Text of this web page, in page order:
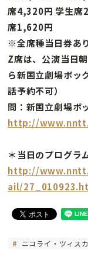
席4,320円 学生席
席1,620円
※全席種当日券あり
Z席は、公演当日
ら新国立劇場ボッ
話予約不可）
問：新国立劇場
http://
＊当日のプログラ
http://
ail/
ニコライ・ツィス